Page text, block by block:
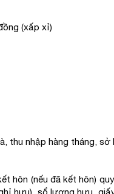
(xấp xỉ)
thu nhập hàng tháng,
(nếu đã kết hôn)